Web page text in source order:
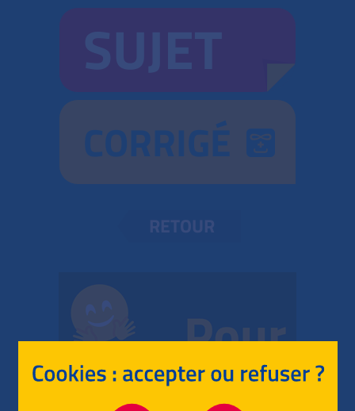
CORRIGÉ
RETOUR